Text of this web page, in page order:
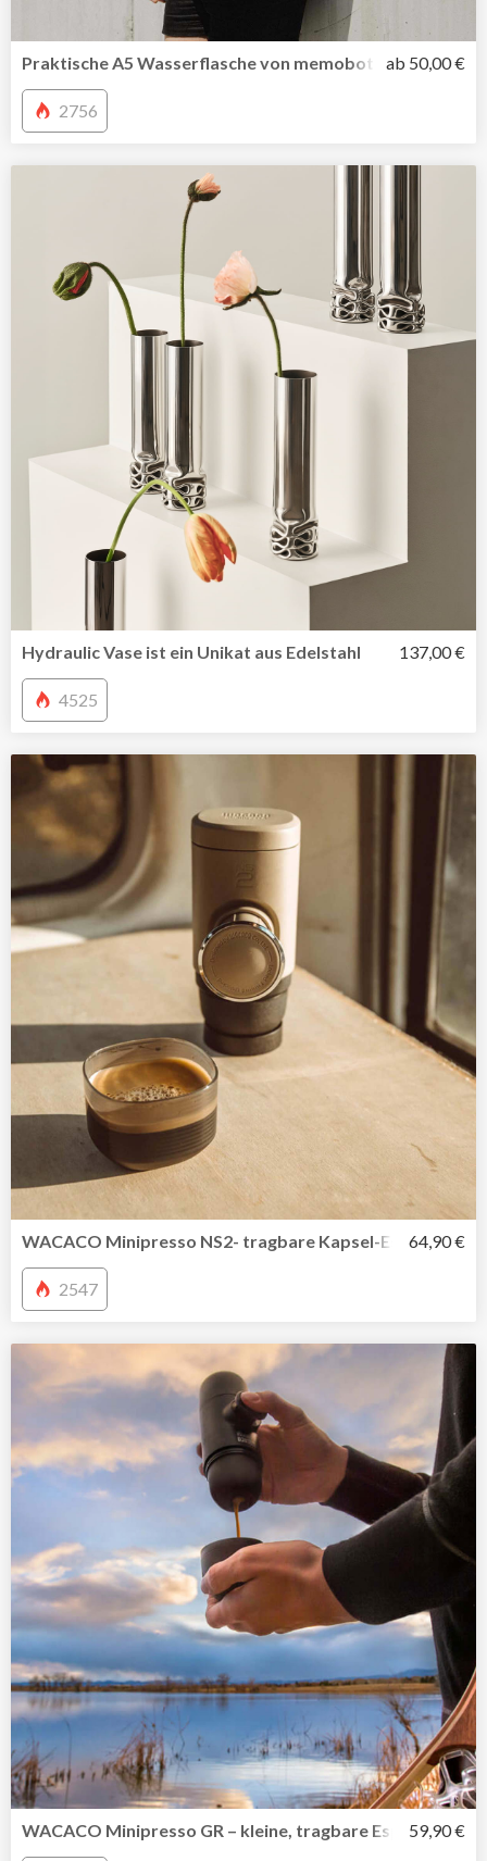
Praktische A5 Wasserflasche von memobottle jetzt auch
ab 50,00 €
2756
Hydraulic Vase ist ein Unikat aus Edelstahl 137,00 €
4525
WACACO Minipresso NS2- tragbare Kapsel- 64,90 €
2547
WACACO Minipresso GR – kleine, tragbare 59,90 €